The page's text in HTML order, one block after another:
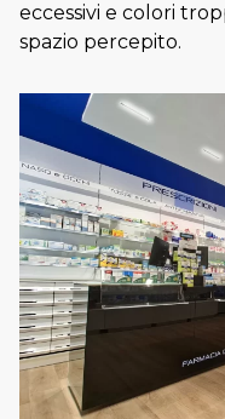
eccessivi e colori
spazio percepito.